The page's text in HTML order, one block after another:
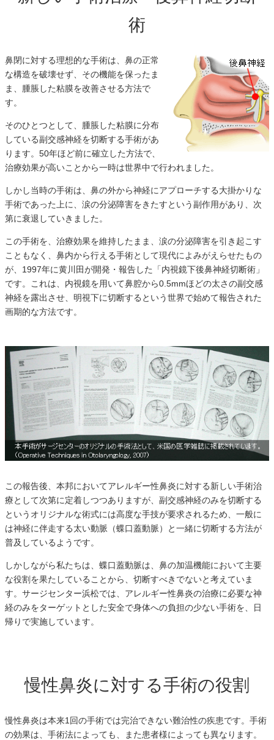
術
鼻閉に対する理想的な手術は、鼻の正常
な構造を破壊せず、その機能を保ったま
ま、腫脹した粘膜を改善させる方法で
す。
そのひとつとして、腫脹した粘膜に分布
している副交感神経を切断する手術があ
ります。50年ほど前に確立した方法で、
治療効果が高いことから一時は世界中で行われました。
しかし当時の手術は、鼻の外から神経にアプローチする大掛かりな
手術であった上に、涙の分泌障害をきたすという副作用があり、次
第に衰退していきました。
この手術を、治療効果を維持したまま、涙の分泌障害を引き起こす
こともなく、鼻内から行える手術として現代によみがえらせたもの
が、1997年に黄川田が開発・報告した「内視鏡下後鼻神経切断術」
です。これは、内視鏡を用いて鼻腔から0.5mmほどの太さの副交感
神経を露出させ、明視下に切断するという世界で始めて報告された
画期的な方法です。
この報告後、本邦においてアレルギー性鼻炎に対する新しい手術治
療として次第に定着しつつありますが、副交感神経のみを切断する
というオリジナルな術式には高度な手技が要求されるため、一般に
は神経に伴走する太い動脈（蝶口蓋動脈）と一緒に切断する方法が
普及しているようです。
しかしながら私たちは、蝶口蓋動脈は、鼻の加温機能において主要
な役割を果たしていることから、切断すべきでないと考えていま
す。サージセンター浜松では、アレルギー性鼻炎の治療に必要な神
経のみをターゲットとした安全で身体への負担の少ない手術を、日
帰りで実施しています。
慢性鼻炎に対する手術の役割
慢性鼻炎は本来1回の手術では完治できない難治性の疾患です。手術
の効果は、手術法によっても、また患者様によっても異なります。